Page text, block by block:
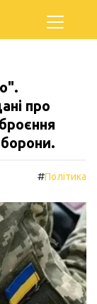
про
#Політика